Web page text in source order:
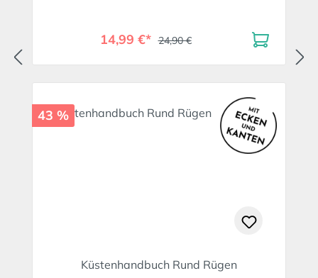
14,99 €* 24,90 €
43 %
Küstenhandbuch Rund Rügen